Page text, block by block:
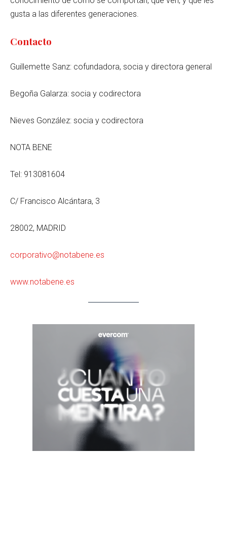
gusta a las diferentes generaciones.
Contacto
Guillemette Sanz: cofundadora, socia y directora general
Begoña Galarza: socia y codirectora
Nieves González: socia y codirectora
NOTA BENE
Tel: 913081604
C/ Francisco Alcántara, 3
28002, MADRID
corporativo@notabene.es
www.notabene.es